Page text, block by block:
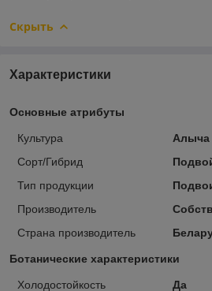
Скрыть
Характеристики
Основные атрибуты
Культура
Алыча
Сорт/Гибрид
Тип продукции
Производитель
Страна производитель
Ботанические характеристики
Холодостойкость Да